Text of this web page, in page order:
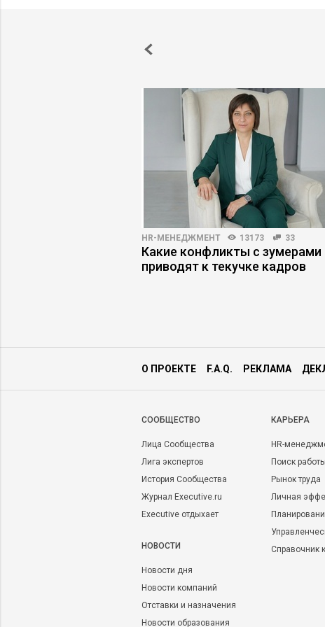
HR-МЕНЕДЖМЕНТ 13173 33
Какие конфликты с зумерами
приводят к текучке кадров
О ПРОЕКТЕ F.A.Q. РЕКЛАМА
CООБЩЕСТВО
Лица Сообщества
Лига экспертов
История Сообщества
Журнал Executive.ru
Executive отдыхает
НОВОСТИ
Новости дня
Новости компаний
Отставки и назначения
Новости образования
КАРЬЕРА
HR-
Поиск работы
Рынок труда
Личная
Справочник